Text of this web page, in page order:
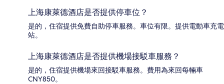
上海康萊德酒店是否提供停車位？
是的，住宿提供免費自助停車服務。車位有限。提供電動車充電
站。
上海康萊德酒店是否提供機場接駁車服務？
是的，住宿提供機場來回接駁車服務。費用為來回每輛車
CNY850。